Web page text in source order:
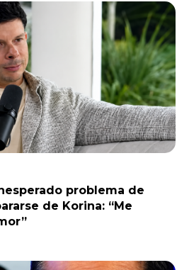
problema de
de Korina: “Me